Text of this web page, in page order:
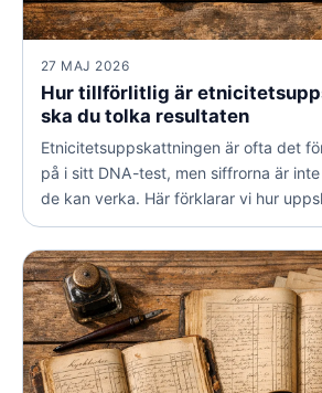
27 MAJ 2026
Hur tillförlitlig är
ska du tolka resultaten
Etnicitetsuppskattningen är ofta det
på i sitt DNA-test, men siffrorna är
de kan verka. Här förklarar vi hur
fram, varför resultaten kan ändras
tolkar dem på rätt sätt.